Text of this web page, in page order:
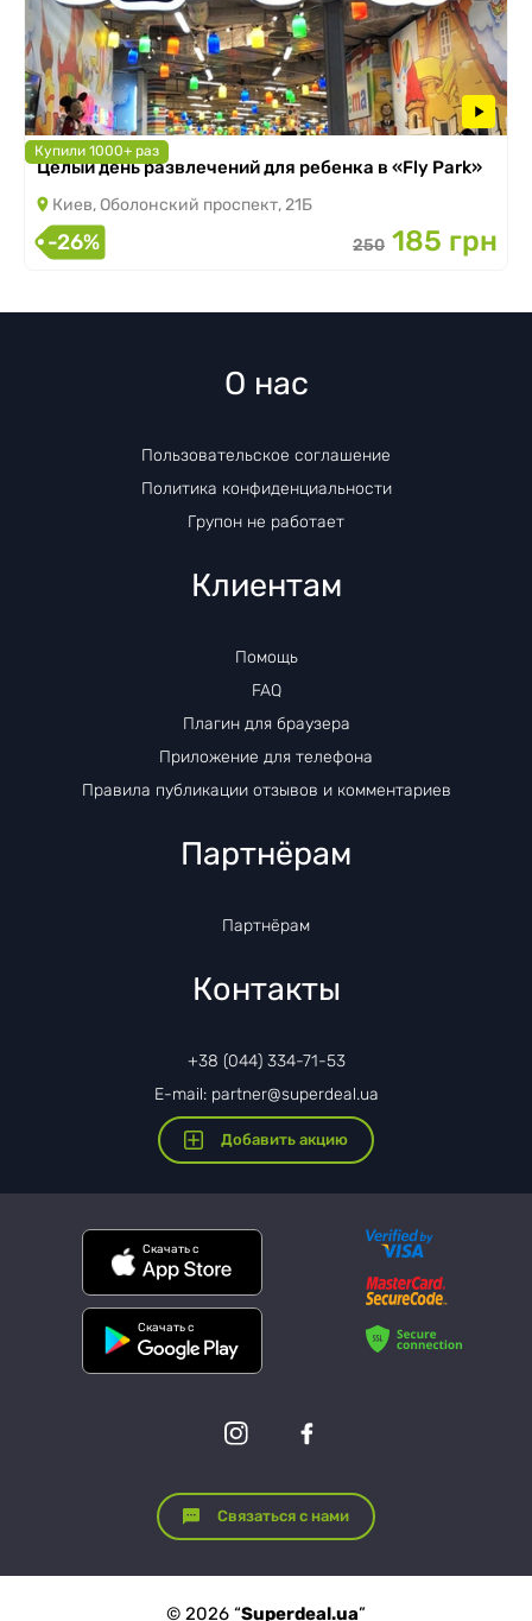
Купили 1000+ раз
Целый день развлечений для ребенка в «Fly Park»
Киев, Оболонский проспект, 21Б
-26% 250 185 грн
О нас
Пользовательское соглашение
Политика конфиденциальности
Групон не работает
Клиентам
Помощь
FAQ
Плагин для браузера
Приложение для телефона
Правила публикации отзывов и комментариев
Партнёрам
Партнёрам
Контакты
+38 (044) 334-71-53
E-mail: partner@superdeal.ua
Добавить акцию
Скачать с
Скачать с
Связаться с нами
© 2026 “Superdeal.ua”